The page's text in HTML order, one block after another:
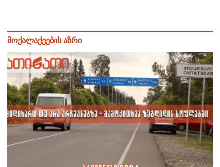
მოქალაქეების აზრი